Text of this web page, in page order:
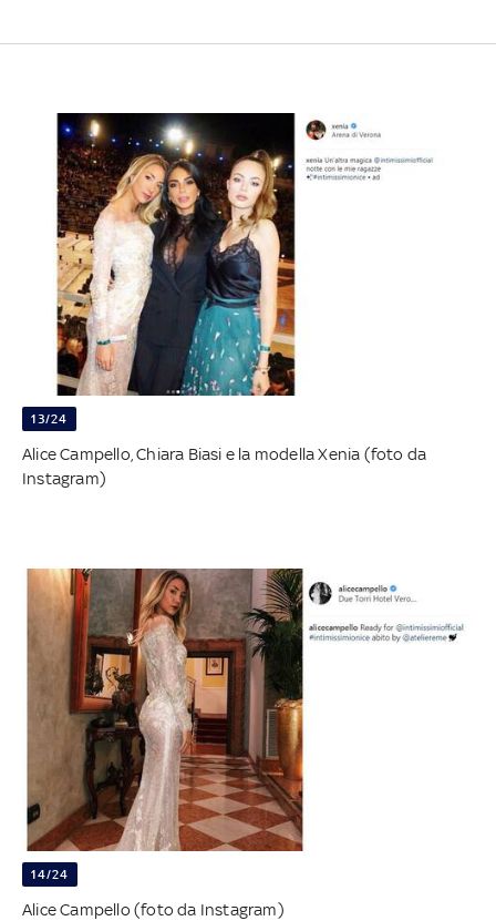
13/24
Alice Campello, Chiara Biasi e la modella Xenia (foto da
Instagram)
14/24
Alice Campello (foto da Instagram)